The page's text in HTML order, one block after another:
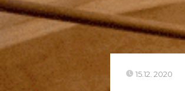
15.12. 2020